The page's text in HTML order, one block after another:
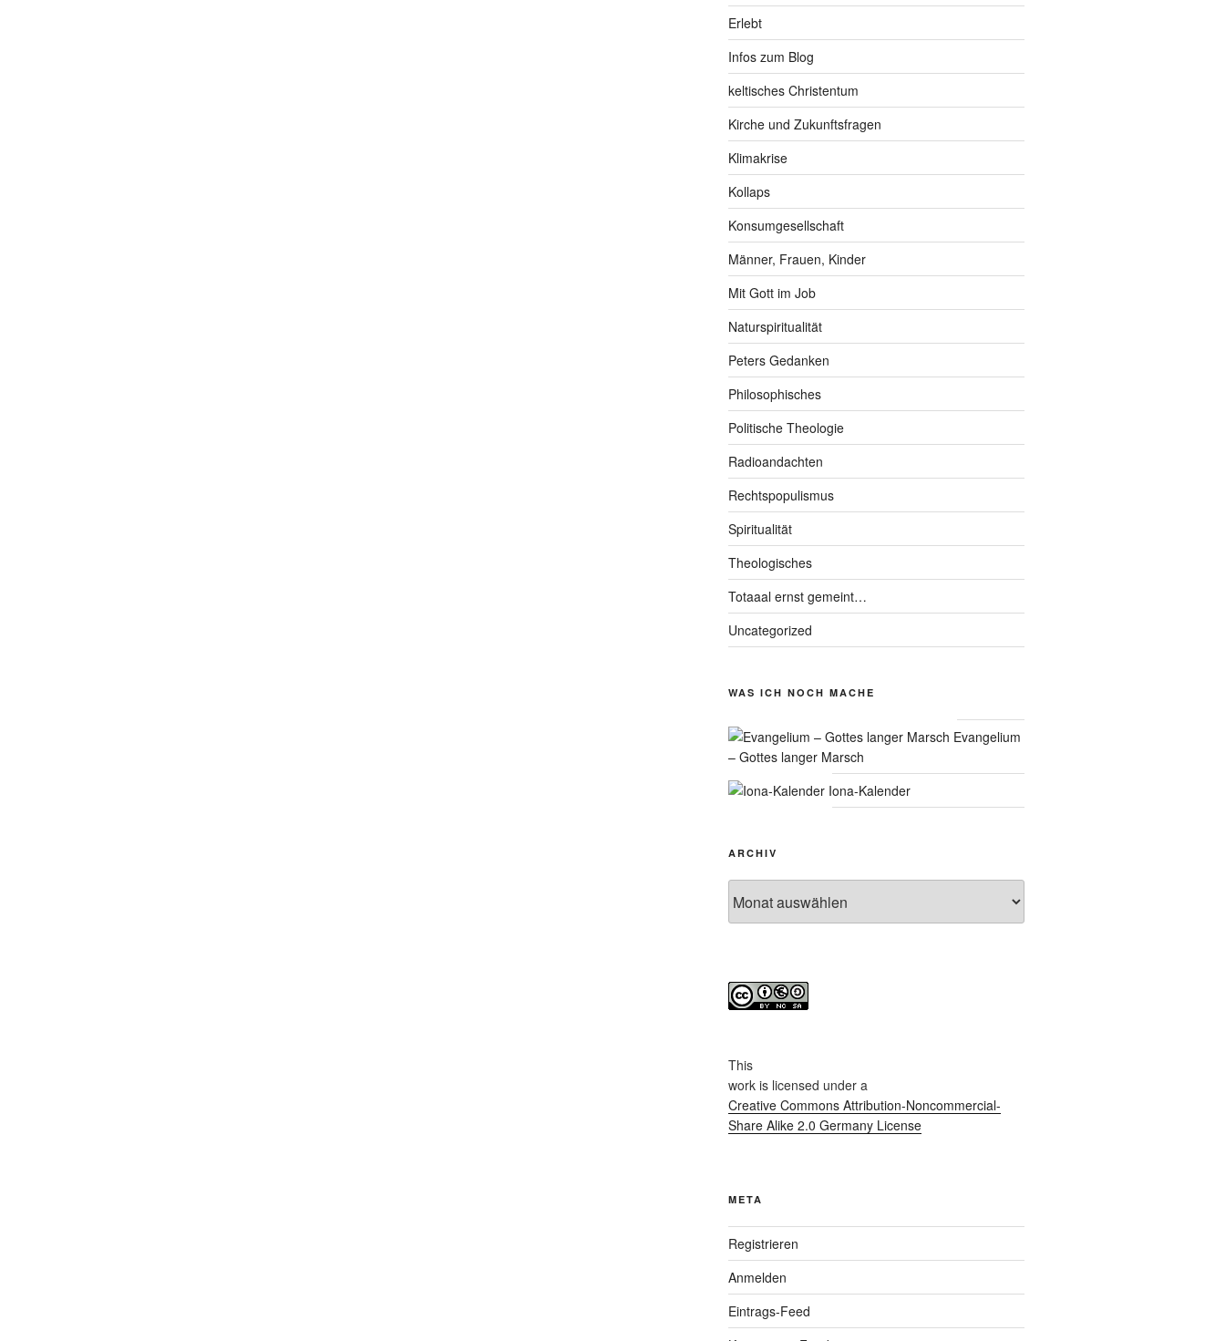
Erlebt
Infos zum Blog
keltisches Christentum
Kirche und Zukunftsfragen
Klimakrise
Kollaps
Konsumgesellschaft
Männer, Frauen, Kinder
Mit Gott im Job
Naturspiritualität
Peters Gedanken
Philosophisches
Politische Theologie
Radioandachten
Rechtspopulismus
Spiritualität
Theologisches
Totaaal ernst gemeint…
Uncategorized
WAS ICH NOCH MACHE
Evangelium
– Gottes langer Marsch
Iona-Kalender
ARCHIV
This
workis licensed under a
Creative Commons Attribution-Noncommercial-
Share Alike 2.0 Germany License
META
Registrieren
Anmelden
Eintrags-Feed